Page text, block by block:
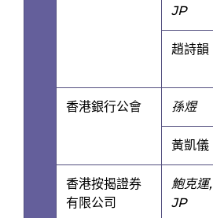
JP
趙詩韻
香港銀行公會 孫煜
黃凱儀
香港按揭證券
有限公司
鮑克運,
JP